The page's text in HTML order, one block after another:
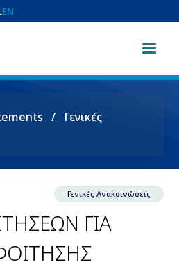
EN
Γενικές
Γενικές Ανακοινώσεις
ΓΙΑ